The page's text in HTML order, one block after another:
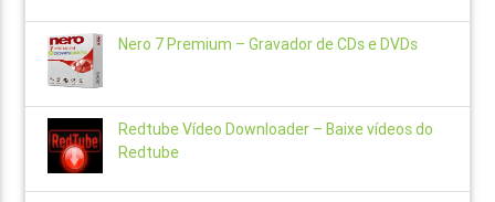
Nero 7 Premium – Gravador de CDs e DVDs
Redtube Vídeo Downloader – Baixe vídeos do
Redtube